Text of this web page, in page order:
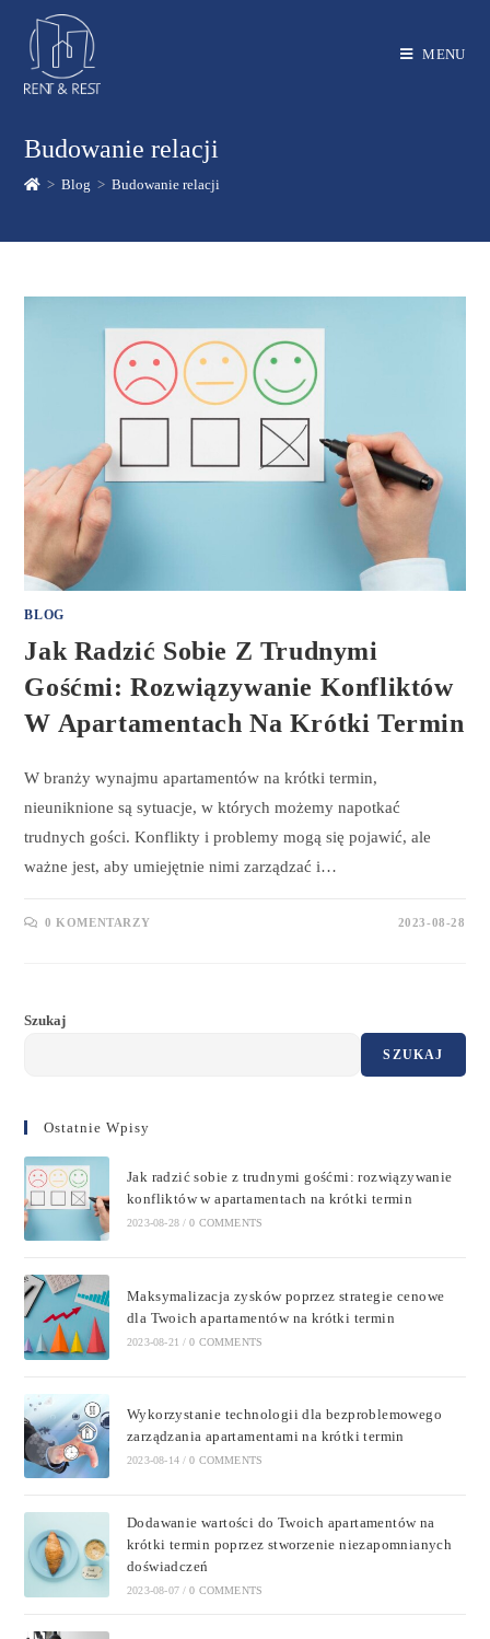
MENU
Budowanie relacji
> Blog > Budowanie relacji
BLOG
Jak Radzić Sobie Z Trudnymi
Gośćmi: Rozwiązywanie Konfliktów
W Apartamentach Na Krótki Termin
W branży wynajmu apartamentów na krótki termin,
nieuniknione są sytuacje, w których możemy napotkać
trudnych gości. Konflikty i problemy mogą się pojawić, ale
ważne jest, aby umiejętnie nimi zarządzać i…
0 KOMENTARZY 2023-08-28
Szukaj
SZUKAJ
Ostatnie Wpisy
Jak radzić sobie z trudnymi gośćmi: rozwiązywanie
konfliktów w apartamentach na krótki termin
2023-08-28 / 0 COMMENTS
Maksymalizacja zysków poprzez strategie cenowe
dla Twoich apartamentów na krótki termin
2023-08-21 / 0 COMMENTS
Wykorzystanie technologii dla bezproblemowego
zarządzania apartamentami na krótki termin
2023-08-14 / 0 COMMENTS
Dodawanie wartości do Twoich apartamentów na
krótki termin poprzez stworzenie niezapomnianych
doświadczeń
2023-08-07 / 0 COMMENTS